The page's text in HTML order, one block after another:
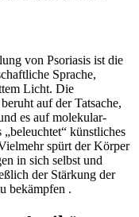
von Psoriasis ist die
Sprache,
Licht. Die
auf der Tatsache,
es auf molekular-
künstliches
spürt der Körper
in sich selbst und
der Stärkung der
bekämpfen .